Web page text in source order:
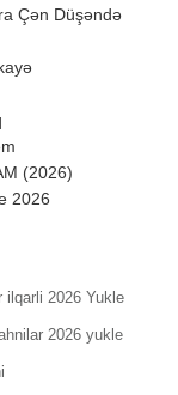
Çən Düşəndə
(2026)
2026
ilqarli 2026 Yukle
2026 yukle